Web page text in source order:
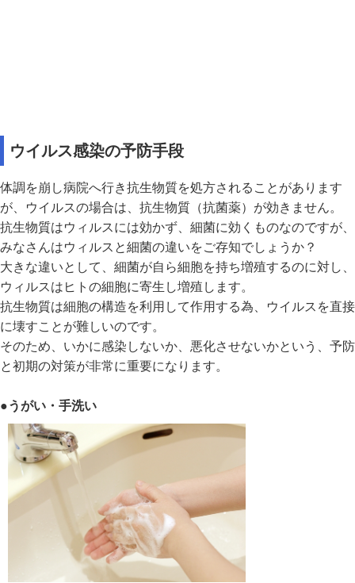
ウイルス感染の予防手段
体調を崩し病院へ行き抗生物質を処方されることがあります
が、ウイルスの場合は、抗生物質（抗菌薬）が効きません。
抗生物質はウィルスには効かず、細菌に効くものなのですが、
みなさんはウィルスと細菌の違いをご存知でしょうか？
大きな違いとして、細菌が自ら細胞を持ち増殖するのに対し、
ウィルスはヒトの細胞に寄生し増殖します。
抗生物質は細胞の構造を利用して作用する為、ウイルスを直接
に壊すことが難しいのです。
そのため、いかに感染しないか、悪化させないかという、予防
と初期の対策が非常に重要になります。
●うがい・手洗い